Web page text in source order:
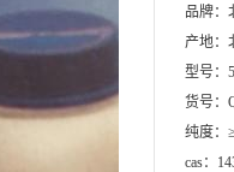
品牌：
产地：
型号：
货号：
纯度：
cas：